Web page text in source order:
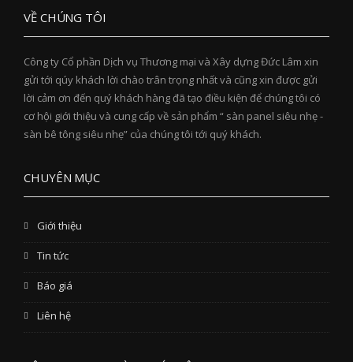
VỀ CHÚNG TÔI
Công ty Cổ phần Dịch vụ Thương mại và Xây dựng Đức Lâm xin
gửi tới qúy khách lời chào trân trọng nhất và cũng xin được gửi
lời cảm ơn đến quý khách hàng đã tạo điều kiện để chúng tôi có
cơ hội giới thiệu và cung cấp về sản phẩm “ sàn panel siêu nhẹ -
sàn bê tông siêu nhẹ” của chúng tôi tới quý khách.
CHUYÊN MỤC
Giới thiệu
Tin tức
Báo giá
Liên hệ